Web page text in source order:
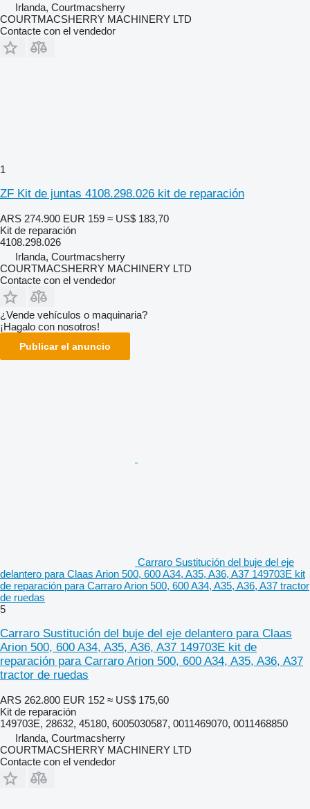
Irlanda, Courtmacsherry
COURTMACSHERRY MACHINERY LTD
Contacte con el vendedor
1
ZF Kit de juntas 4108.298.026 kit de reparación
ARS 274.900 EUR 159 ≈ US$ 183,70
Kit de reparación
4108.298.026
Irlanda, Courtmacsherry
COURTMACSHERRY MACHINERY LTD
Contacte con el vendedor
¿Vende vehículos o maquinaria?
¡Hagalo con nosotros!
Publicar el anuncio
Carraro Sustitución del buje del eje
delantero para Claas Arion 500, 600 A34, A35, A36, A37 149703E kit
de reparación para Carraro Arion 500, 600 A34, A35, A36, A37 tractor
de ruedas
5
Carraro Sustitución del buje del eje delantero para Claas
Arion 500, 600 A34, A35, A36, A37 149703E kit de
reparación para Carraro Arion 500, 600 A34, A35, A36, A37
tractor de ruedas
ARS 262.800 EUR 152 ≈ US$ 175,60
Kit de reparación
149703E, 28632, 45180, 6005030587, 0011469070, 0011468850
Irlanda, Courtmacsherry
COURTMACSHERRY MACHINERY LTD
Contacte con el vendedor